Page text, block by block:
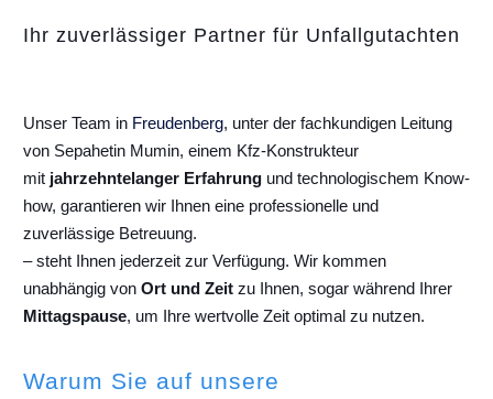
Ihr zuverlässiger Partner für Unfallgutachten
Unser Team in Freudenberg, unter der fachkundigen Leitung
von Sepahetin Mumin, einem Kfz-Konstrukteur
mit jahrzehntelanger Erfahrung und technologischem Know-
how, garantieren wir Ihnen eine professionelle und
zuverlässige Betreuung.
– steht Ihnen jederzeit zur Verfügung. Wir kommen
unabhängig von Ort und Zeit zu Ihnen, sogar während Ihrer
Mittagspause, um Ihre wertvolle Zeit optimal zu nutzen.
Warum Sie auf unsere